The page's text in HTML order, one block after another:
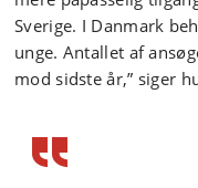
Sverige. I Danmark
unge. Antallet af
mod sidste år,” siger